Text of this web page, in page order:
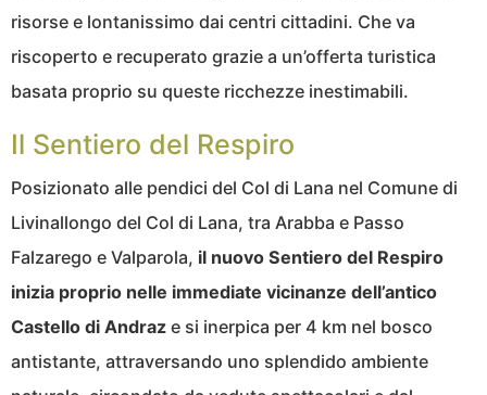
risorse e lontanissimo dai centri cittadini. Che va
riscoperto e recuperato grazie a un’offerta turistica
basata proprio su queste ricchezze inestimabili.
Il Sentiero del Respiro
Posizionato alle pendici del Col di Lana nel Comune di
Livinallongo del Col di Lana, tra Arabba e Passo
Falzarego e Valparola, il nuovo Sentiero del Respiro
inizia proprio nelle immediate vicinanze dell’antico
Castello di Andraz e si inerpica per 4 km nel bosco
antistante, attraversando uno splendido ambiente